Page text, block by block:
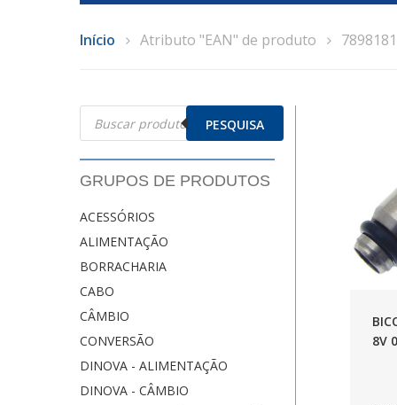
Início Atributo "EAN" de produto
Pesquisar
produtos PESQUISA
GRUPOS DE PRODUTOS
ACESSÓRIOS
ALIMENTAÇÃO
BORRACHARIA
CABO
CÂMBIO
CONVERSÃO
DINOVA - ALIMENTAÇÃO
DINOVA - CÂMBIO
8V